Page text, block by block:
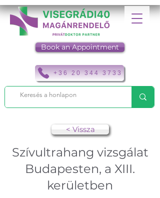
+36 20 344 3733
Book an Appointment
< Vissza
Szívultrahang vizsgálat
Budapesten, a XIII.
kerületben